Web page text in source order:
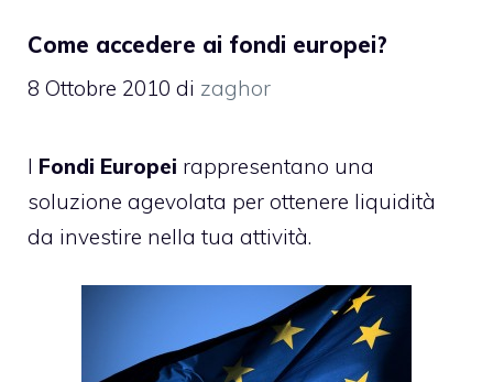
Come accedere ai fondi europei?
8 Ottobre 2010 di zaghor
I Fondi Europei rappresentano una
soluzione agevolata per ottenere liquidità
da investire nella tua attività.